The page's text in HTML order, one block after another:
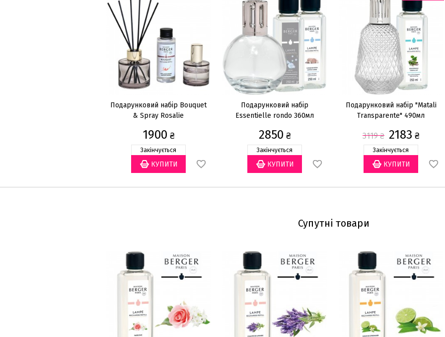
Подарунковий набір Bouquet
& Spray Rosalie
1900 ₴
Закінчується
Подарунковий набір
Essentielle rondo 360мл
2850 ₴
Закінчується
Подарунковий набір "Matali
Transparente" 490мл
3119₴ 2183 ₴
Закінчується
Супутні товари